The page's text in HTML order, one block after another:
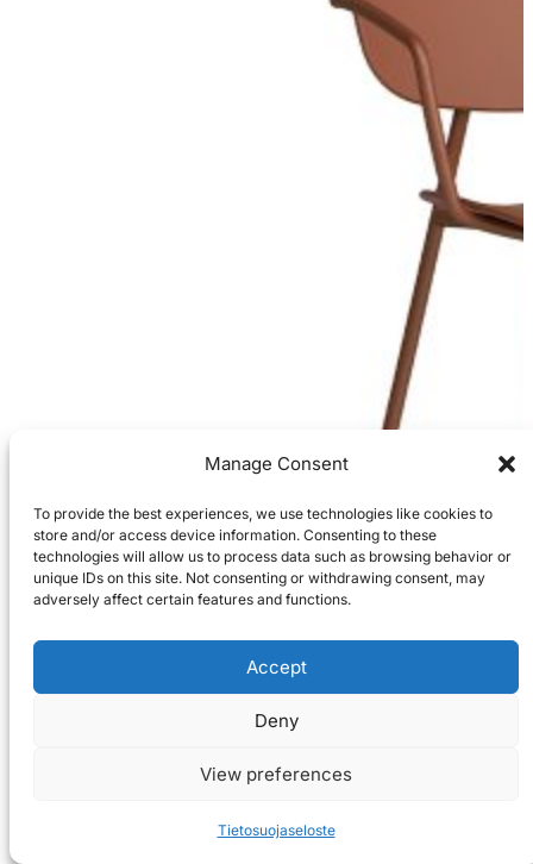
Manage Consent
To provide the best experiences, we use technologies like cookies to
store and/or access device information. Consenting to these
technologies will allow us to process data such as browsing behavior or
unique IDs on this site. Not consenting or withdrawing consent, may
adversely affect certain features and functions.
Accept
Deny
View preferences
Tietosuojaseloste